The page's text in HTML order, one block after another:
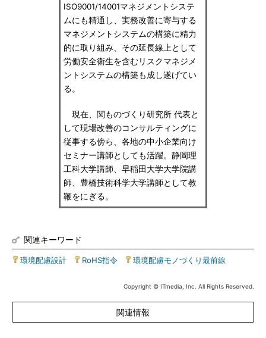
ISO9001/14001マネジメントシステ
ムにも精通し、実務改善に寄与する
マネジメントシステムの構築に精力
的に取り組み、その延長線上として
労働安全衛生を含むリスクマネジメ
ントシステムの構築も成し遂げてい
る。
現在、関ものづくり研究所 代表と
して現場改善のコンサルティングに
従事する傍ら、各地の中小企業向け
セミナー講師としても活躍。静岡理
工科大学講師、早稲田大学大学院講
師、豊橋技術科学大学講師として教
鞭をにぎる。
関連キーワード
環境配慮設計 RoHS指令 環境配慮モノづくり最前線
Copyright © ITmedia, Inc. All Rights Reserved.
関連情報